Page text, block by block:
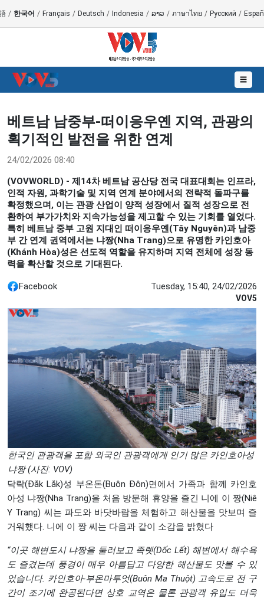
/ 한국어 / Français / Deutsch / Indonesia / ລາວ / ภาษาไทย / Русский /
☰
베트남 남중부-떠이응우옌 지역, 관광의
획기적인 발전을 위한 연계
24/02/2026 08:40
(VOVWORLD) - 제14차 베트남 공산당 전국 대표대회는 인프라,
인적 자원, 과학기술 및 지역 연계 분야에서의 전략적 돌파구를
확정했으며, 이는 관광 산업이 양적 성장에서 질적 성장으로 전
환하여 부가가치와 지속가능성을 제고할 수 있는 기회를 열었다.
특히 베트남 중부 고원 지대인 떠이응우옌(Tây Nguyên)과 남중
부 간 연계 권역에서는 냐짱(Nha Trang)으로 유명한 카인호아
(Khánh Hòa)성은 선도적 역할을 유지하며 지역 전체에 성장 동
력을 확산할 것으로 기대된다.
Facebook Tuesday, 15:40, 24/02/2026
VOV5
한국인 관광객을 포함 외국인 관광객에게 인기 많은 카인호아성
냐짱 (사진: VOV)
닥락(Đắk Lắk)성 부온돈(Buôn Đôn)면에서 가족과 함께 카인호
아성 냐짱(Nha Trang)을 처음 방문해 휴양을 즐긴 니에 이 짱(Niê
Y Trang) 씨는 파도와 바닷바람을 체험하고 해산물을 맛보며 즐
거워했다. 니에 이 짱 씨는 다음과 같이 소감을 밝혔다
“이곳 해변도시 냐짱을 둘러보고 족렛(Dốc Lết) 해변에서 해수욕
도 즐겼는데 풍경이 매우 아름답고 다양한 해산물도 맛볼 수 있
었습니다. 카인호아-부온마투엇(Buôn Ma Thuột) 고속도로 전 구
간이 조기에 완공된다면 상호 교역은 물론 관광객 유입도 더욱